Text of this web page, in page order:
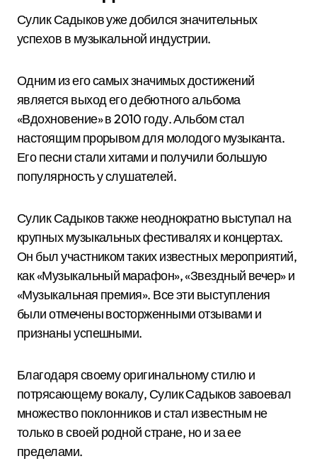
Сулик Садыков уже добился значительных
успехов в музыкальной индустрии.
Одним из его самых значимых достижений
является выход его дебютного альбома
«Вдохновение» в 2010 году. Альбом стал
настоящим прорывом для молодого музыканта.
Его песни стали хитами и получили большую
популярность у слушателей.
Сулик Садыков также неоднократно выступал на
крупных музыкальных фестивалях и концертах.
Он был участником таких известных мероприятий,
как «Музыкальный марафон», «Звездный вечер» и
«Музыкальная премия». Все эти выступления
были отмечены восторженными отзывами и
признаны успешными.
Благодаря своему оригинальному стилю и
потрясающему вокалу, Сулик Садыков завоевал
множество поклонников и стал известным не
только в своей родной стране, но и за ее
пределами.